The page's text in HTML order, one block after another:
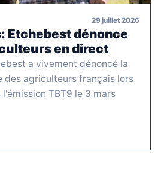
29 juillet 2026
Etchebest dénonce
en direct
a vivement dénoncé la
des agriculteurs français lors
TBT9 le 3 mars